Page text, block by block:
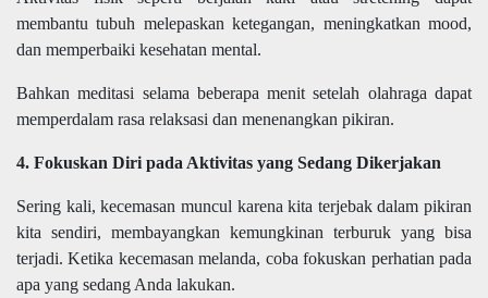
membantu tubuh melepaskan ketegangan, meningkatkan mood,
dan memperbaiki kesehatan mental.
Bahkan meditasi selama beberapa menit setelah olahraga dapat
memperdalam rasa relaksasi dan menenangkan pikiran.
4. Fokuskan Diri pada Aktivitas yang Sedang Dikerjakan
Sering kali, kecemasan muncul karena kita terjebak dalam pikiran
kita sendiri, membayangkan kemungkinan terburuk yang bisa
terjadi. Ketika kecemasan melanda, coba fokuskan perhatian pada
apa yang sedang Anda lakukan.